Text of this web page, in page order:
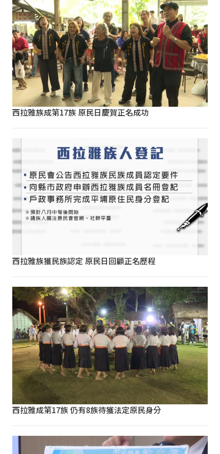
西拉雅族成第17族 原民日慶賀正名成功
西拉雅族獲民族認定 原民日回顧正名歷程
西拉雅成第17族 仍有8族待獲法定原民身分